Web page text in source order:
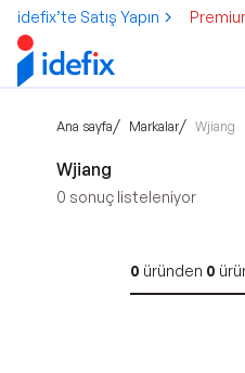
idefix’te Satış Yapın
Ana sayfa/ Markalar/ Wjiang
Wjiang
0 sonuç listeleniyor
0 üründen 0